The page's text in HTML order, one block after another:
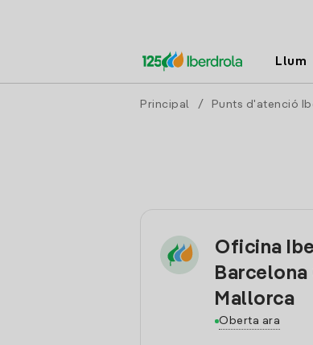
Llum
Principal / Punts d'atenció
Oficina
Barcelona
Mallorca
Oberta ara